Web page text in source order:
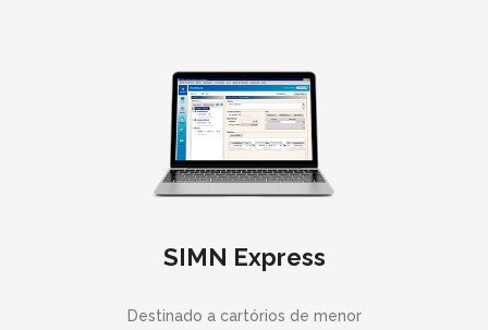
SIMN Express
Destinado a cartórios de menor